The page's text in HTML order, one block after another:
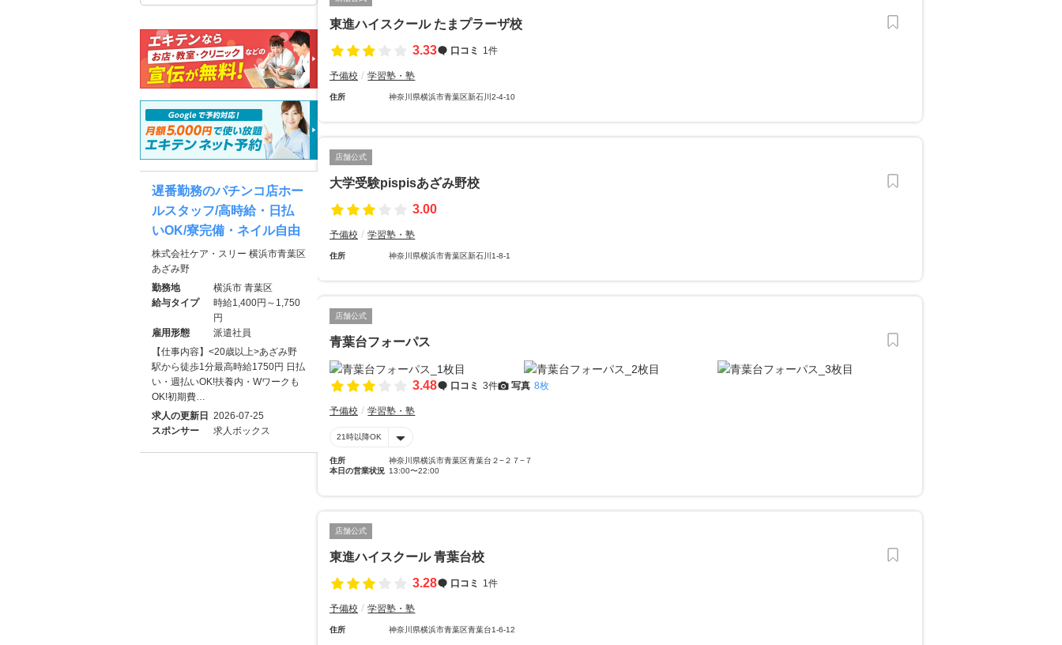
東進ハイスクール たまプラーザ校
3.33
口コミ 1件
予備校 学習塾・塾
住所 神奈川県横浜市青葉区新石川2-4-10
店舗公式
大学受験pispisあざみ野校
3.00
予備校 学習塾・塾
住所 神奈川県横浜市青葉区新石川1-8-1
店舗公式
青葉台フォーパス
3.48 口コミ 3件 写真 8枚
予備校 学習塾・塾
21時以降OK
住所
神奈川県横浜市青葉区青葉台２−２７−７
本日の営業状況 13:00〜22:00
店舗公式
東進ハイスクール 青葉台校
3.28
口コミ 1件
予備校 学習塾・塾
住所 神奈川県横浜市青葉区青葉台1-6-12
遅番勤務のパチンコ店ホー
ルスタッフ/高時給・日払
いOK/寮完備・ネイル自由
株式会社ケア・スリー 横浜市青葉区
あざみ野
勤務地
横浜市 青葉区
給与タイプ
時給1,400円～1,750
円
雇用形態
派遣社員
【仕事内容】<20歳以上>あざみ野
駅から徒歩1分最高時給1750円 日払
い・週払いOK!扶養内・Wワークも
OK!初期費…
求人の更新日 2026-07-25
スポンサー
求人ボックス